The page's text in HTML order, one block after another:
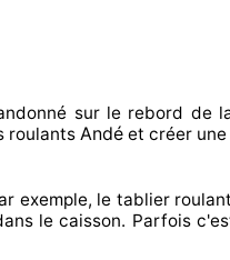
sur le rebord de
roulants Andé et créer
exemple, le tablier
le caisson. Parfois